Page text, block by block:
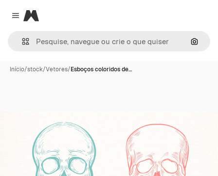
Close menu
Magnific
Início/stock/Vetores/Esboços coloridos de…